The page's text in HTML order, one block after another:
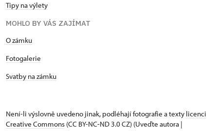
Tipy na výlety
MOHLO BY VÁS ZAJÍMAT
O zámku
Fotogalerie
Svatby na zámku
Není-li výslovně uvedeno jinak, podléhají fotografie a texty licenci
Creative Commons (CC BY-NC-ND 3.0 CZ) (Uveďte autora |